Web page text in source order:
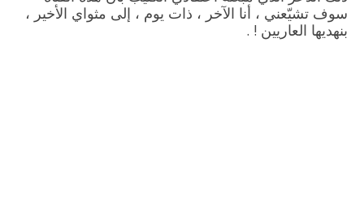
سوف تشيّعني ، أنا الآخر ، ذات يوم ، إلى مثواي الأخير ،
بنهديها العاريين ! .